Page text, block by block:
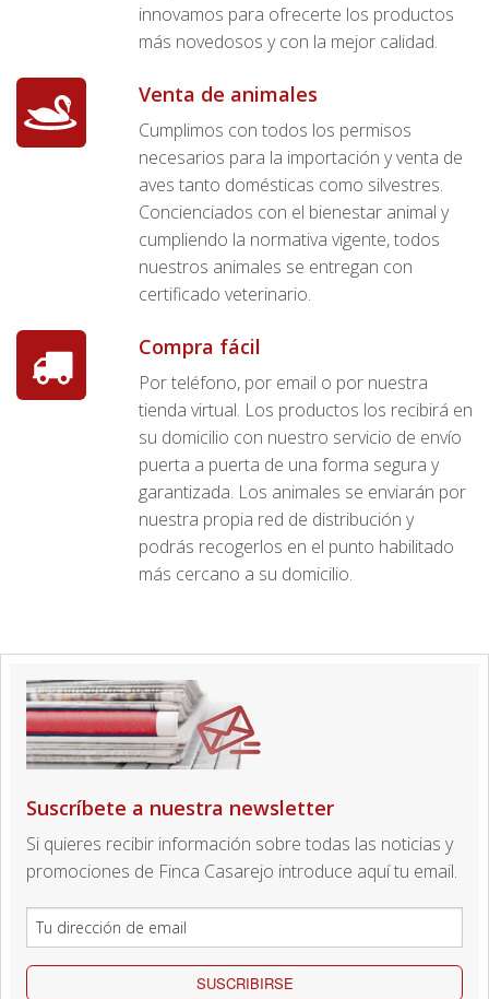
innovamos para ofrecerte los productos
más novedosos y con la mejor calidad.
Venta de animales
Cumplimos con todos los permisos
necesarios para la importación y venta de
aves tanto domésticas como silvestres.
Concienciados con el bienestar animal y
cumpliendo la normativa vigente, todos
nuestros animales se entregan con
certificado veterinario.
Compra fácil
Por teléfono, por email o por nuestra
tienda virtual. Los productos los recibirá en
su domicilio con nuestro servicio de envío
puerta a puerta de una forma segura y
garantizada. Los animales se enviarán por
nuestra propia red de distribución y
podrás recogerlos en el punto habilitado
más cercano a su domicilio.
Suscríbete a nuestra newsletter
Si quieres recibir información sobre todas las noticias y
promociones de Finca Casarejo introduce aquí tu email.
SUSCRIBIRSE